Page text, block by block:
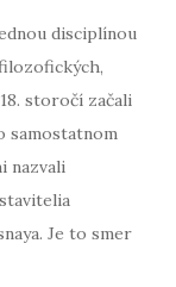
disciplínou
storočí začali
samostatnom
nazvali
Je to smer